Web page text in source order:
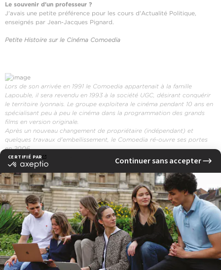
Le souvenir d'un professeur ?
J'avais une petite préférence pour les cours d'Actualité Politique,
enseignés par Jean-Jacques Pignard.
Petite Histoire sur le Cinéma Comoedia
Lors de son arrivée en 1991 le Comoedia appartenait à la famille
Lapouble, il sera revendu en 1993 à la société UGC, désirant conquérir
le territoire lyonnais. Le groupe exploitera le cinéma pendant 10 ans en
spécialisant peu à peu le cinéma dans la programmation des grands
films en version originale.
Après un nouveau changement de propriétaire (indépendant) et
quelques travaux d'embellissement, le Comoedia ré-ouvre ses portes
en 2006 .
Le Comoedia devient alors un lieu contemporain où se mèlent confort
et large choix de films dans une atmosphère plus conviviale !
‹ Actualité précedente Actualité suivante ›
Voir d'autres actualités